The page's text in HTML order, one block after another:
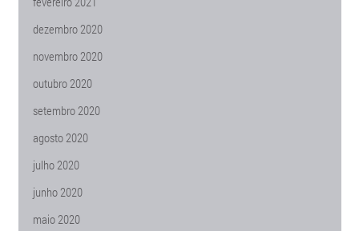
dezembro 2020
novembro 2020
outubro 2020
setembro 2020
agosto 2020
julho 2020
junho 2020
maio 2020